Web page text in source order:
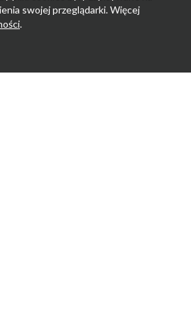
swojej przeglądarki. Więcej
.